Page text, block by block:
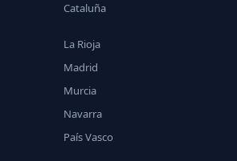
Cataluña
La Rioja
Madrid
Murcia
Navarra
País Vasco